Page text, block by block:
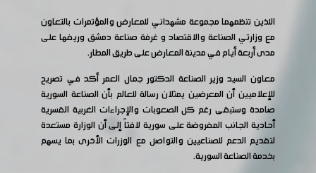
اللذين تنظمهما مجموعة مشهداني للمعارض والمؤتمرات بالتعاون
مع وزارتي الصناعة والاقتصاد و غرفة صناعة دمشق وريفها على
مدى أربعة أيام في مدينة المعارض على طريق المطار.
معاون السيد وزير الصناعة الدكتور جمال العمر أكد في تصريح
للإعلاميين أن المعرضين يمثلان رسالة للعالم بأن الصناعة السورية
صامدة وستبقى رغم كل الصعوبات والإجراءات الغربية القسرية
أحادية الجانب المفروضة على سورية لافتاً إلى أن الوزارة مستعدة
لتقديم الدعم للصناعيين والتواصل مع الوزرات الأخرى بما يسهم
بخدمة الصناعة السورية.